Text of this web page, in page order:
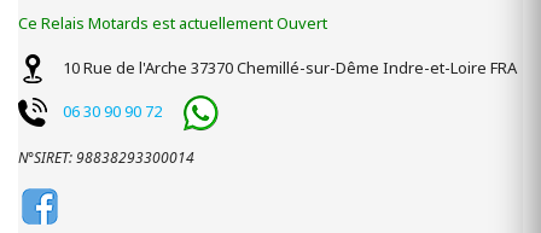
Ce Relais Motards est actuellement Ouvert
10 Rue de l'Arche 37370Chemillé-sur-Dême Indre-et-Loire FRA
06 30 90 90 72
N°SIRET: 98838293300014